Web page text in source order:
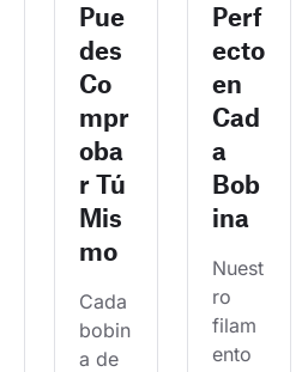
Pue
des
Co
mpr
oba
r Tú
Mis
mo
Cada
bobin
a de
Perf
ecto
en
Cad
a
Bob
ina
Nuest
ro
filam
ento